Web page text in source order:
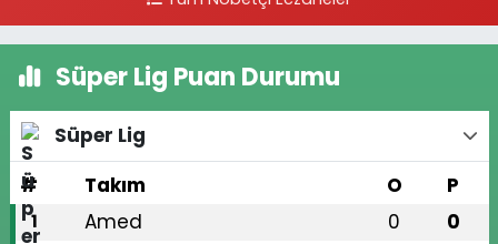
Süper Lig Puan Durumu
Süper Lig
#
Takım O P
1 Amed 0 0